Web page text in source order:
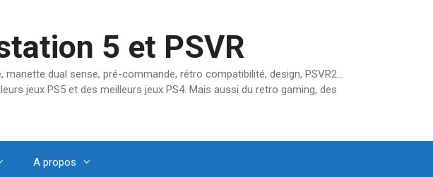
5 et PSVR
manette dual sense, pré-commande, rétro compatibilité, design, PSVR2…
jeux PS5 et des meilleurs jeux PS4. Mais aussi du retro gaming, des
A propos